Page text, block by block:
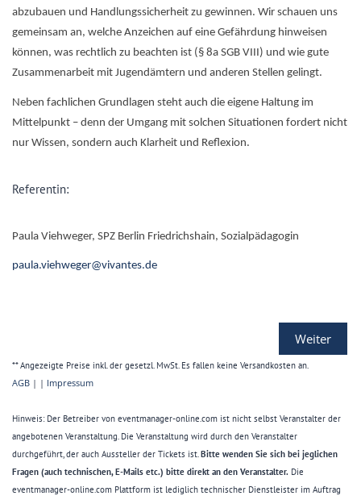
abzubauen und Handlungssicherheit zu gewinnen. Wir schauen uns
gemeinsam an, welche Anzeichen auf eine Gefährdung hinweisen
können, was rechtlich zu beachten ist (§ 8a SGB VIII) und wie gute
Zusammenarbeit mit Jugendämtern und anderen Stellen gelingt.
Neben fachlichen Grundlagen steht auch die eigene Haltung im
Mittelpunkt – denn der Umgang mit solchen Situationen fordert nicht
nur Wissen, sondern auch Klarheit und Reflexion.
Referentin:
Paula Viehweger, SPZ Berlin Friedrichshain, Sozialpädagogin
paula.viehweger@vivantes.de
Weiter
** Angezeigte Preise inkl. der gesetzl. MwSt. Es fallen keine Versandkosten an.
AGB | | Impressum
Hinweis: Der Betreiber von eventmanager-online.com ist nicht selbst Veranstalter der
angebotenen Veranstaltung. Die Veranstaltung wird durch den Veranstalter
durchgeführt, der auch Aussteller der Tickets ist. Bitte wenden Sie sich bei jeglichen
Fragen (auch technischen, E-Mails etc.) bitte direkt an den Veranstalter. Die
eventmanager-online.com Plattform ist lediglich technischer Dienstleister im Auftrag